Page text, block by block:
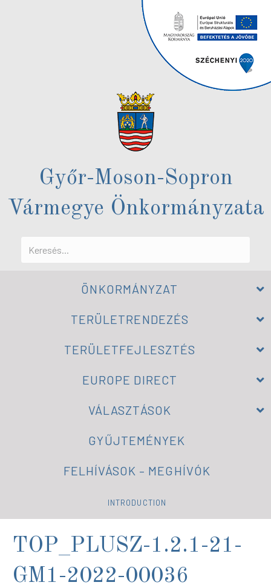
Győr-Moson-Sopron
Vármegye Önkormányzata
ÖNKORMÁNYZAT
TERÜLETRENDEZÉS
TERÜLETFEJLESZTÉS
EUROPE DIRECT
VÁLASZTÁSOK
GYŰJTEMÉNYEK
FELHÍVÁSOK – MEGHÍVÓK
INTRODUCTION
TOP_PLUSZ-1.2.1-21-
GM1-2022-00036